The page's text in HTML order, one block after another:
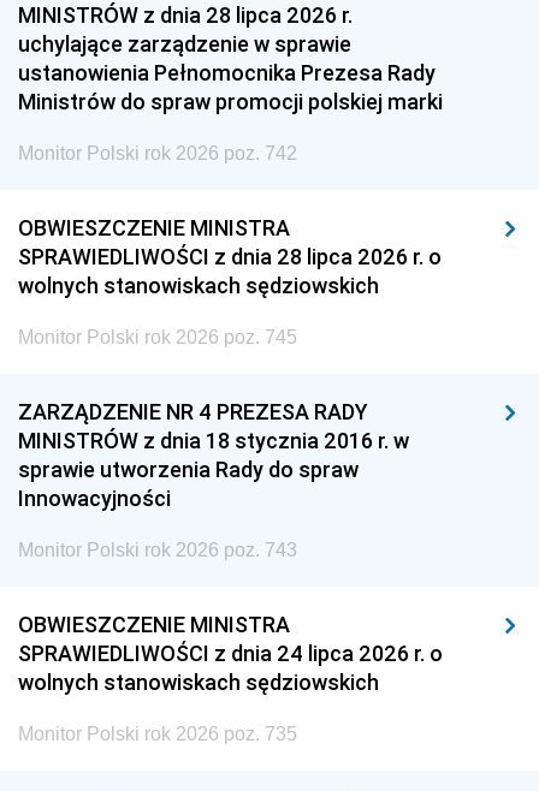
MINISTRÓW z dnia 28 lipca 2026 r.
uchylające zarządzenie w sprawie
ustanowienia Pełnomocnika Prezesa Rady
Ministrów do spraw promocji polskiej marki
Monitor Polski rok 2026 poz. 742
OBWIESZCZENIE MINISTRA
SPRAWIEDLIWOŚCI z dnia 28 lipca 2026 r. o
wolnych stanowiskach sędziowskich
Monitor Polski rok 2026 poz. 745
ZARZĄDZENIE NR 4 PREZESA RADY
MINISTRÓW z dnia 18 stycznia 2016 r. w
sprawie utworzenia Rady do spraw
Innowacyjności
Monitor Polski rok 2026 poz. 743
OBWIESZCZENIE MINISTRA
SPRAWIEDLIWOŚCI z dnia 24 lipca 2026 r. o
wolnych stanowiskach sędziowskich
Monitor Polski rok 2026 poz. 735